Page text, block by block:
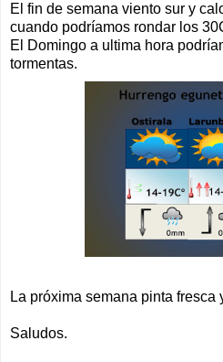
El fin de semana viento sur y
cuando podríamos rondar los
El Domingo a ultima hora
tormentas.
La próxima semana pinta fresca
Saludos.